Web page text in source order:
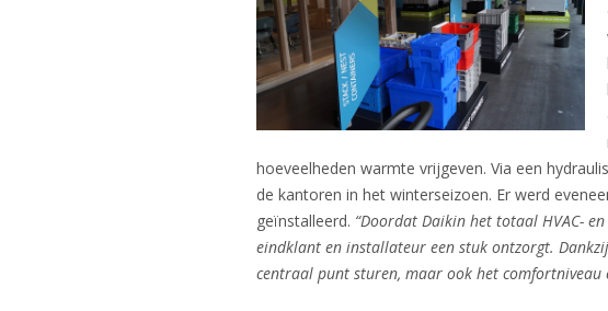
hoeveelheden warmte vrijgeven. Via een
de kantoren in het winterseizoen. Er werd
geïnstalleerd. “Doordat Daikin het totaal HVAC-
eindklant en installateur een stuk ontzorgt.
centraal punt sturen, maar ook het comfortniveau